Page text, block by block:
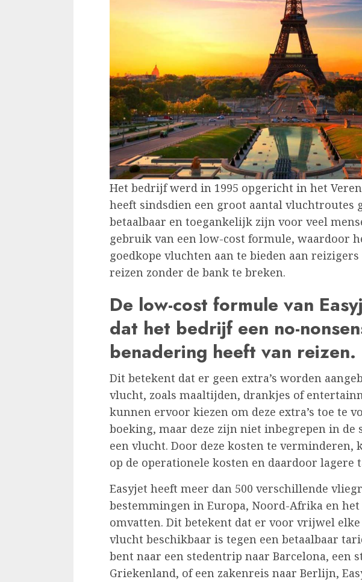
Het bedrijf werd in 1995 opgericht in het
heeft sindsdien een groot aantal vluchtroutes
betaalbaar en toegankelijk zijn voor veel
gebruik van een low-cost formule, waardoor
goedkope vluchten aan te bieden aan
reizen zonder de bank te breken.
De low-cost formule van
dat het bedrijf een no-
benadering heeft van reizen.
Dit betekent dat er geen extra’s worden
vlucht, zoals maaltijden, drankjes of
kunnen ervoor kiezen om deze extra’s toe te
boeking, maar deze zijn niet inbegrepen in de
een vlucht. Door deze kosten te verminderen,
op de operationele kosten en daardoor lagere
Easyjet heeft meer dan 500 verschillende
bestemmingen in Europa, Noord-Afrika en
omvatten. Dit betekent dat er voor vrijwel
vlucht beschikbaar is tegen een betaalbaar
bent naar een stedentrip naar Barcelona, ​​een
Griekenland, of een zakenreis naar Berlijn,